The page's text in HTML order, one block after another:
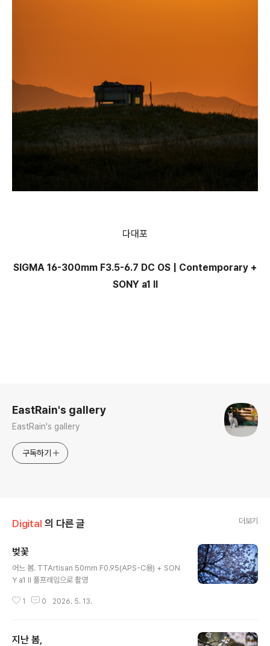
다대포
SIGMA 16-300mm F3.5-6.7 DC OS | Contemporary +
SONY a1 II
EastRain's gallery
EastRain's gallery
구독하기
Digital 의 다른 글 더보기
벚꽃
어느 봄. TTArtisan 50mm F0.95(APS-C용) + SON
Y a1 II 풀프레임으로 촬영
1 0 2026. 5. 13.
지난 봄,